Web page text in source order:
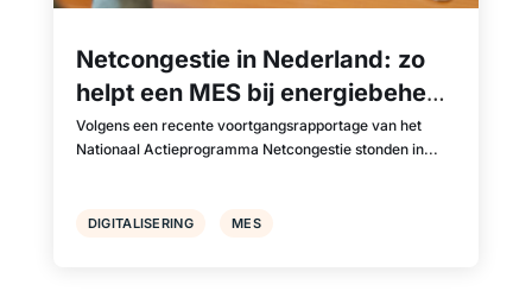
Netcongestie in Nederland: zo
helpt een MES bij energiebeheer
en productieplanning
DIGITALISERING MES
Volgens een recente voortgangsrapportage van het
Nationaal Actieprogramma Netcongestie stonden in...